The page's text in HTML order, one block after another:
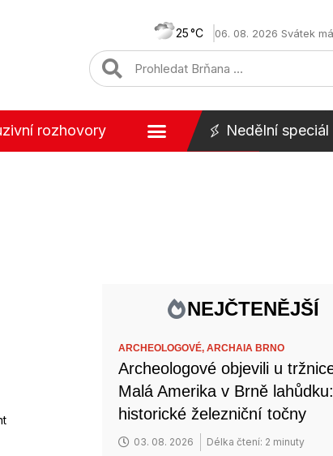
25 06. 08. 2026 Svátek má
rozhovory Nedělní speciál
NEJČTENĚJŠÍ
ARCHEOLOGOVÉ,ARCHAIA BRNO
Archeologové objevili u
Malá Amerika v Brně
historické železniční točny
03. 08. 2026 Délka čtení: 2 minuty